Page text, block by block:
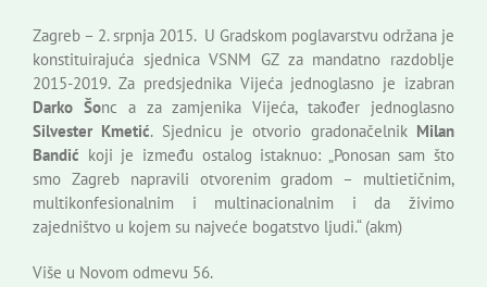
Zagreb – 2. srpnja 2015. U Gradskom poglavarstvu održana je
konstituirajuća sjednica VSNM GZ za mandatno razdoblje
2015-2019. Za predsjednika Vijeća jednoglasno je izabran
Darko Šonc a za zamjenika Vijeća, također jednoglasno
Silvester Kmetić. Sjednicu je otvorio gradonačelnik Milan
Bandić koji je između ostalog istaknuo: „Ponosan sam što
smo Zagreb napravili otvorenim gradom – multietičnim,
multikonfesionalnim i multinacionalnim i da živimo
zajedništvo u kojem su najveće bogatstvo ljudi.“ (akm)
Više u Novom odmevu 56.